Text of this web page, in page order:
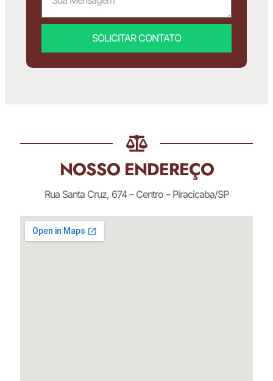
SOLICITAR CONTATO
NOSSO ENDEREÇO
Rua Santa Cruz, 674 – Centro – Piracicaba/SP